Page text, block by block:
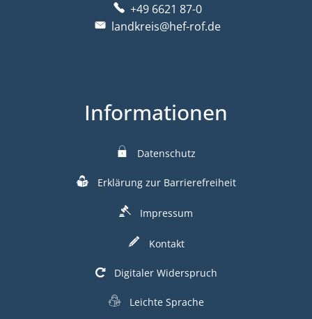
+49 6621 87-0
landkreis@hef-rof.de
Informationen
Datenschutz
Erklärung zur Barrierefreiheit
Impressum
Kontakt
Digitaler Widerspruch
Leichte Sprache